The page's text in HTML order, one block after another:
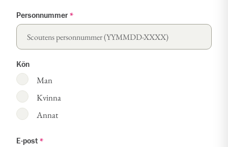
Personnummer *
Kön
Man
Kvinna
Annat
E-post *